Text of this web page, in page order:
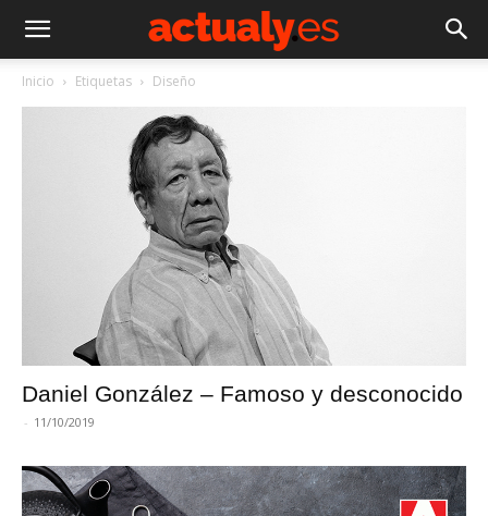
Inicio Etiquetas Diseño
Daniel González – Famoso y desconocido
- 11/10/2019